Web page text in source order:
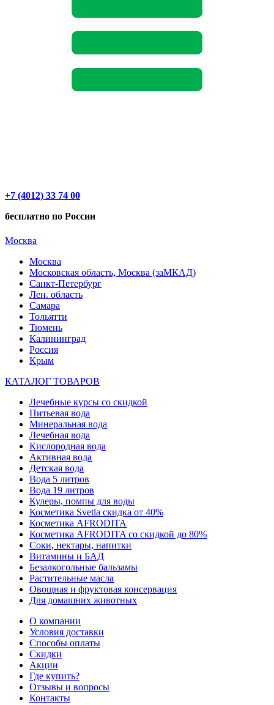
+7 (4012) 33 74 00
бесплатно по России
Москва
Москва
Московская область, Москва (заМКАД)
Санкт-Петербург
Лен. область
Самара
Тольятти
Тюмень
Калининград
Россия
Крым
КАТАЛОГ ТОВАРОВ
Лечебные курсы со скидкой
Питьевая вода
Минеральная вода
Лечебная вода
Кислородная вода
Активная вода
Детская вода
Вода 5 литров
Вода 19 литров
Кулеры, помпы для воды
Косметика Svetla скидка от 40%
Косметика AFRODITA
Косметика AFRODITA со скидкой до 80%
Соки, нектары, напитки
Витамины и БАД
Безалкогольные бальзамы
Растительные масла
Овощная и фруктовая консервация
Для домашних животных
О компании
Условия доставки
Способы оплаты
Скидки
Акции
Где купить?
Отзывы и вопросы
Контакты